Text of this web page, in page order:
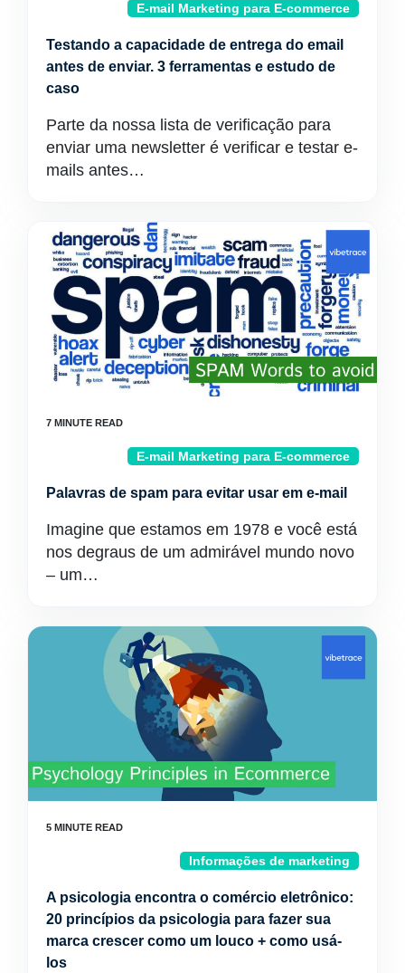
E-mail Marketing para E-commerce
Testando a capacidade de entrega do email
antes de enviar. 3 ferramentas e estudo de
caso
Parte da nossa lista de verificação para
enviar uma newsletter é verificar e testar e-
mails antes…
E-mail Marketing para E-commerce
Palavras de spam para evitar usar em e-mail
Imagine que estamos em 1978 e você está
nos degraus de um admirável mundo novo
– um…
Informações de marketing
A psicologia encontra o comércio eletrônico:
20 princípios da psicologia para fazer sua
marca crescer como um louco + como usá-
los